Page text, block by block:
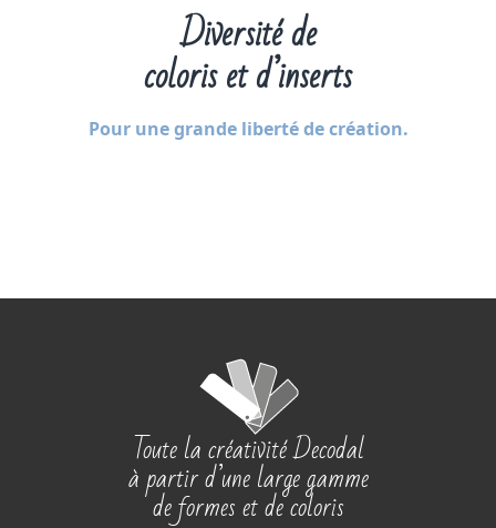
Diversité de
coloris et d’inserts
Pour une grande liberté de création.
Toute la créativité Decodal
à partir d’une large gamme
de formes et de coloris